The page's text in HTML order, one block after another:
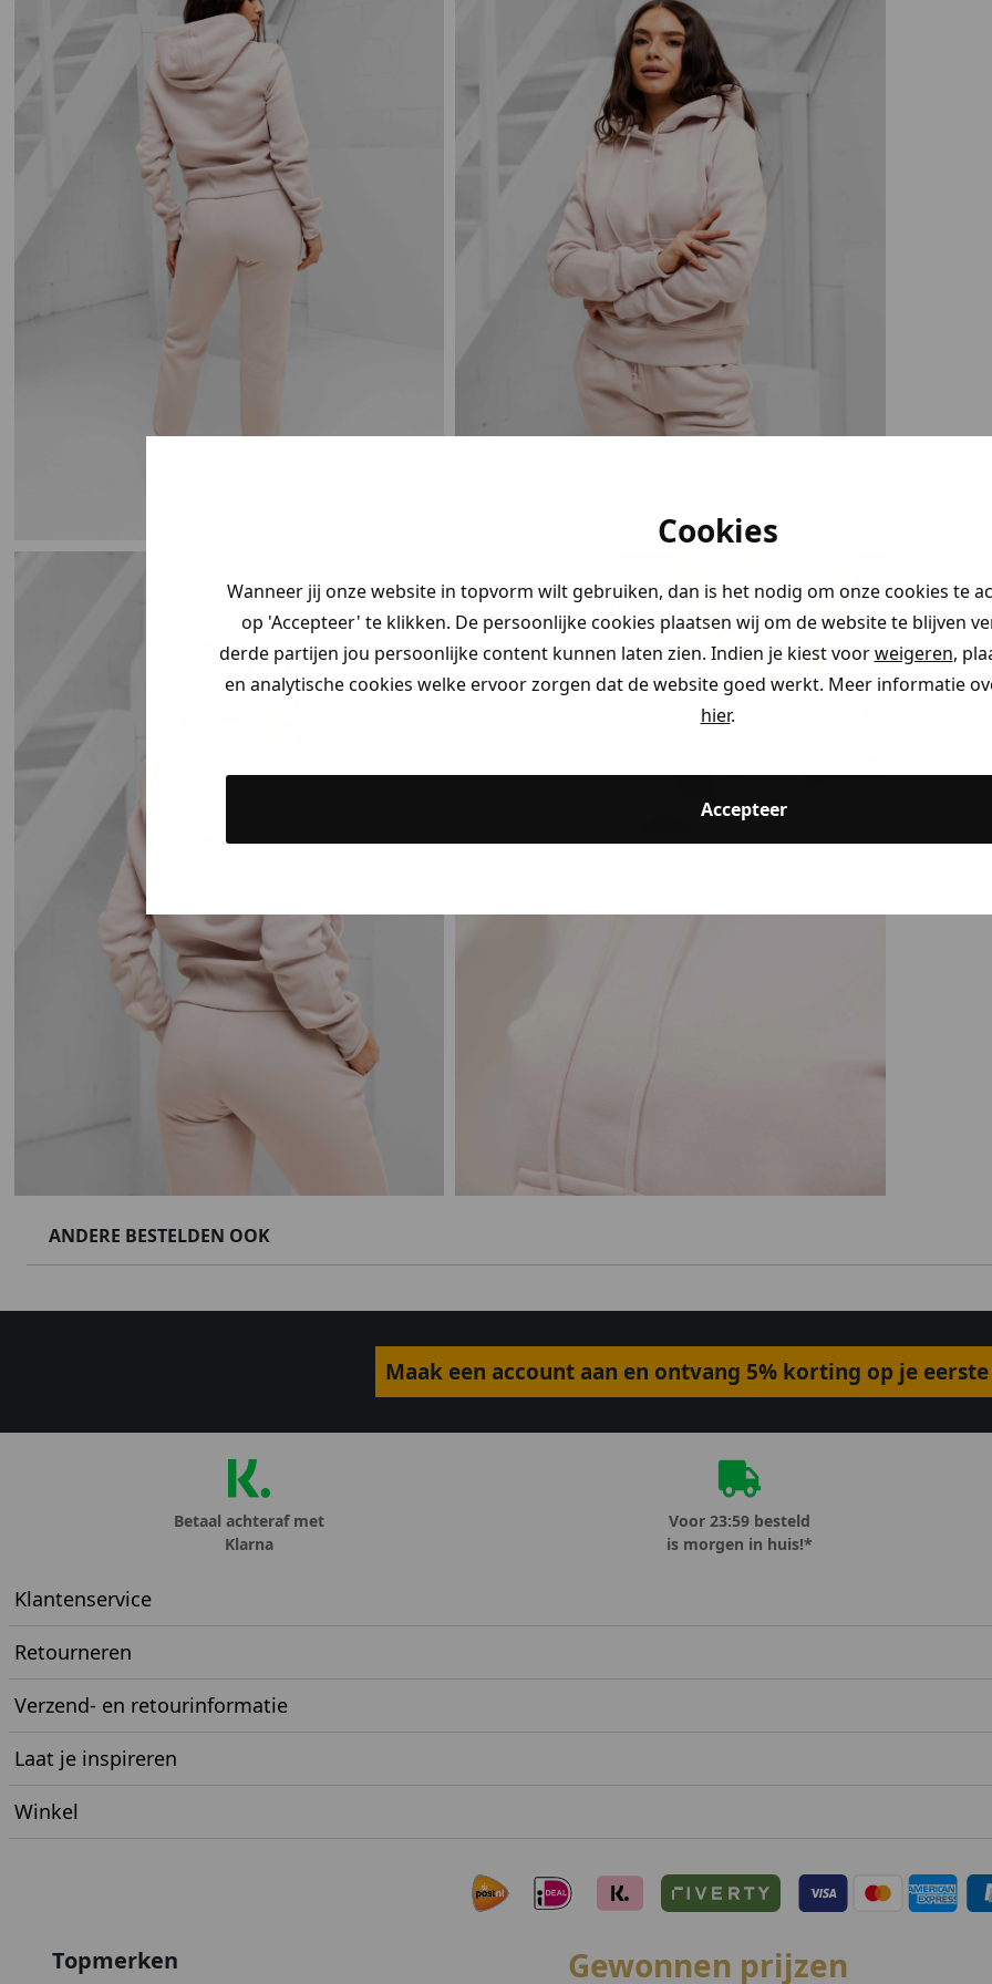
Cookies
Wanneer jij onze website in topvorm wilt gebruiken, dan is het nodig om onze cookies te
op 'Accepteer' te klikken. De persoonlijke cookies plaatsen wij om de website te blijven
derde partijen jou persoonlijke content kunnen laten zien. Indien je kiest voorweigeren,
en analytische cookies welke ervoor zorgen dat de website goed werkt. Meer informatie
hier.
Accepteer
ANDERE BESTELDEN OOK
Maak een account aan en ontvang 5% korting op je
Betaal achteraf met
Klarna
Voor 23:59 besteld
is morgen in huis!*
Klantenservice
Retourneren
Verzend- en retourinformatie
Laat je inspireren
Winkel
Topmerken Gewonnen prijzen